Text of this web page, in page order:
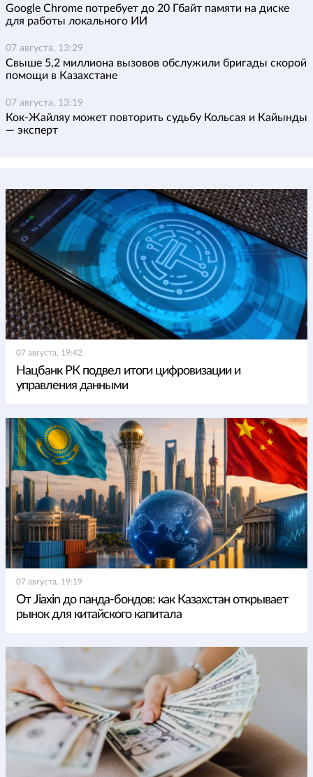
Google Chrome потребует до 20 Гбайт памяти на диске
для работы локального ИИ
07 августа, 13:29
Свыше 5,2 миллиона вызовов обслужили бригады скорой
помощи в Казахстане
07 августа, 13:19
Кок-Жайляу может повторить судьбу Кольсая и Кайынды
— эксперт
07 августа, 19:42
Нацбанк РК подвел итоги цифровизации и
управления данными
07 августа, 19:19
От Jiaxin до панда-бондов: как Казахстан открывает
рынок для китайского капитала